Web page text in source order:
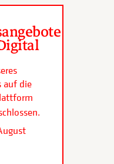
auf die